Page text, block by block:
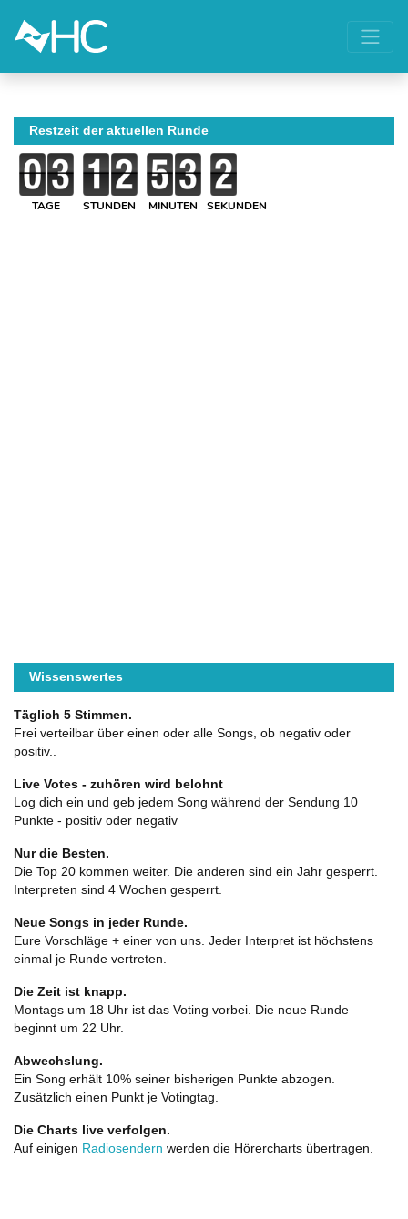
Restzeit der aktuellen Runde
TAGE STUNDEN MINUTEN SEKUNDEN
Wissenswertes
Täglich 5 Stimmen.
Frei verteilbar über einen oder alle Songs, ob negativ oder
positiv..
Live Votes - zuhören wird belohnt
Log dich ein und geb jedem Song während der Sendung 10
Punkte - positiv oder negativ
Nur die Besten.
Die Top 20 kommen weiter. Die anderen sind ein Jahr gesperrt.
Interpreten sind 4 Wochen gesperrt.
Neue Songs in jeder Runde.
Eure Vorschläge + einer von uns. Jeder Interpret ist höchstens
einmal je Runde vertreten.
Die Zeit ist knapp.
Montags um 18 Uhr ist das Voting vorbei. Die neue Runde
beginnt um 22 Uhr.
Abwechslung.
Ein Song erhält 10% seiner bisherigen Punkte abzogen.
Zusätzlich einen Punkt je Votingtag.
Die Charts live verfolgen.
Auf einigen Radiosendern werden die Hörercharts übertragen.